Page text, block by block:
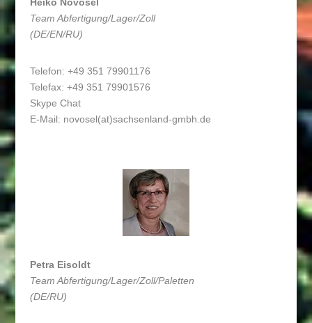
Team Abfertigung/Lager/Zoll
(DE/EN/RU)
Telefon: +49 351 79901176
Telefax: +49 351 79901576
Skype Chat
E-Mail: novosel(at)sachsenland-gmbh.de
Petra Eisoldt
Team Abfertigung/Lager/Zoll/Paletten
(DE/RU)